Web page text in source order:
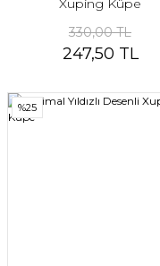
Xuping Küpe
330,00 TL
247,50 TL
%25